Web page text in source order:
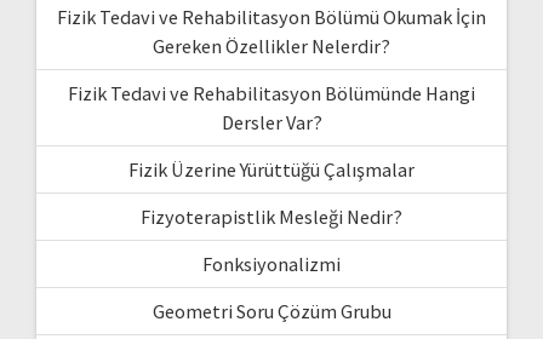
Fizik Tedavi ve Rehabilitasyon Bölümü Okumak İçin
Gereken Özellikler Nelerdir?
Fizik Tedavi ve Rehabilitasyon Bölümünde Hangi
Dersler Var?
Fizik Üzerine Yürüttüğü Çalışmalar
Fizyoterapistlik Mesleği Nedir?
Fonksiyonalizmi
Geometri Soru Çözüm Grubu